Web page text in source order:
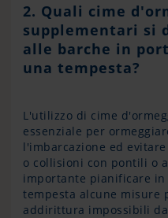
2. Quali cime
supplementari si
alle barche in
una tempesta?
L'utilizzo di cime
essenziale per
l'imbarcazione ed
o collisioni con pontili o
importante pianificare in
tempesta alcune misure
addirittura impossibili